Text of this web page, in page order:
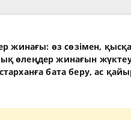
жинағы: өз сөзімен,
өлеңдер жинағын
бата беру, ас